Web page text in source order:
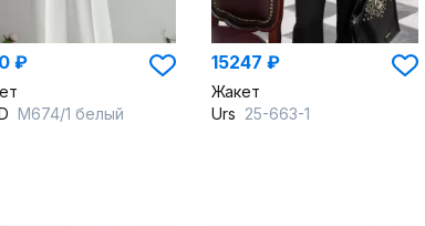
₽
М674/1 белый
15247 ₽
Жакет
Urs 25-663-1